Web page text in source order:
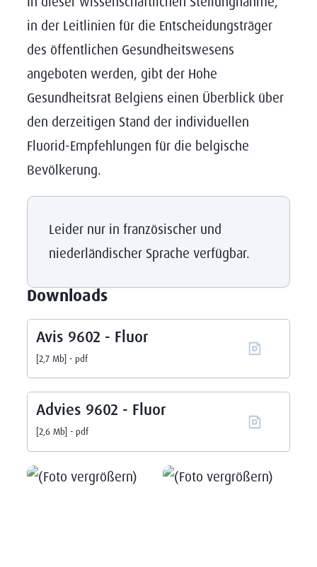
in der Leitlinien für die Entscheidungsträger
des öffentlichen Gesundheitswesens
angeboten werden, gibt der Hohe
Gesundheitsrat Belgiens einen Überblick über
den derzeitigen Stand der individuellen
Fluorid-Empfehlungen für die belgische
Bevölkerung.
Leider nur in französischer und
niederländischer Sprache verfügbar.
Downloads
Avis 9602 - Fluor
2,7 Mb pdf
Advies 9602 - Fluor
2,6 Mb pdf